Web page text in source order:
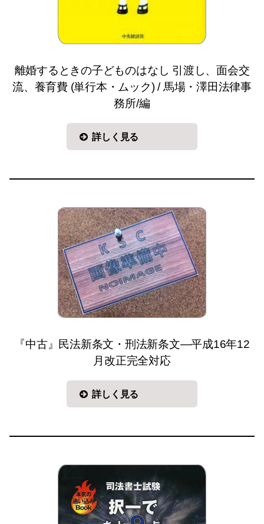
離婚するときの子どものはなし 引渡し、面会交
流、養育費 (単行本・ムック) / 馬場・澤田法律事
務所/編
詳しく見る
『中古』民法新条文・刑法新条文—平成16年12
月改正完全対応
詳しく見る